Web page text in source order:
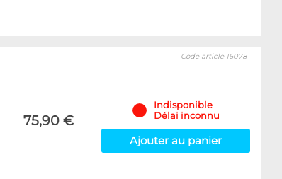
75,90 €
Code article 16078
Indisponible
Délai inconnu
Ajouter au panier